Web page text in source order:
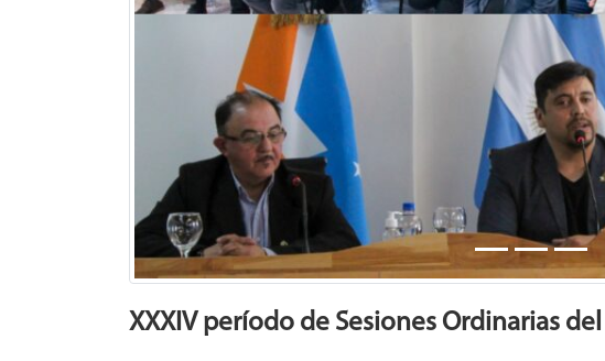
XXXIV período de Sesiones Ordinarias